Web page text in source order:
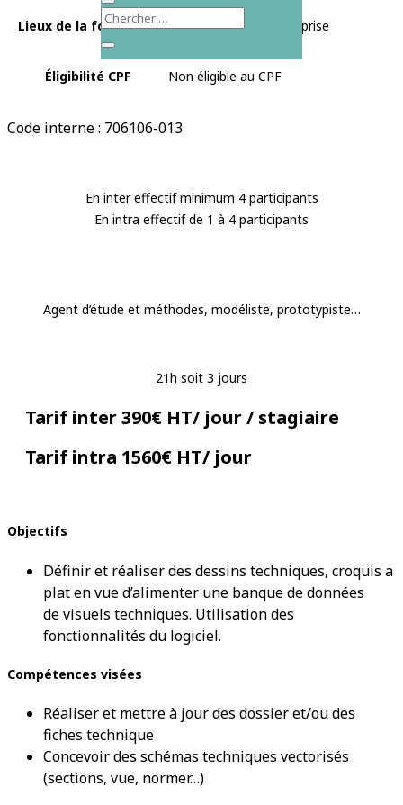
Lieux de la formation Roanne, En intra-entreprise
Éligibilité CPF Non éligible au CPF
Code interne : 706106-013
En inter effectif minimum 4 participants
En intra effectif de 1 à 4 participants
Agent d’étude et méthodes, modéliste, prototypiste…
21h soit 3 jours
Tarif inter 390€ HT/ jour / stagiaire
Tarif intra 1560€ HT/ jour
Objectifs
Définir et réaliser des dessins techniques, croquis a
plat en vue d’alimenter une banque de données
de visuels techniques. Utilisation des
fonctionnalités du logiciel.
Compétences visées
Réaliser et mettre à jour des dossier et/ou des
fiches technique
Concevoir des schémas techniques vectorisés
(sections, vue, normer…)